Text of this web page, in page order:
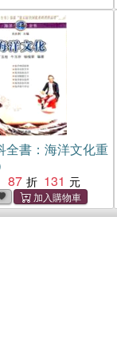
全書：海洋文化重
87 131